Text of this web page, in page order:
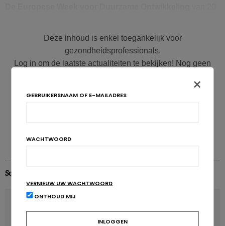
er nog aan: onze eetgewoonten aanpassen door vaker
plantaardig te eten is een belangrijke uitdaging voor de
gezondheid van mens én planeet. Er is al veel onderzoek
gedaan naar de gezondheidsvoordelen van een meer
plantaardige voeding. Die voordelen zitten deels in de
Wat zegt het onderzoek?
Wat de voedingssamenstelling betreft, weten we onder meer
dat voedingsmiddelen van plantaardige oorsprong in
vergelijking met voedingsproducten van dierlijke oorsprong
over het algemeen meer vezels, vitamines en mineralen
Deze inhoud is enkel toegankelijk voor
gezondheidsprofessionals.
Log in om de laatste actualiteiten te bekijken! Nog geen
Sources externes - Externe bronnen
Ultrabewerkt voedsel in verband gebracht met meer
×
GEBRUIKERSNAAM OF E-MAILADRES
WACHTWOORD
VERNIEUW UW WACHTWOORD
ONTHOUD MIJ